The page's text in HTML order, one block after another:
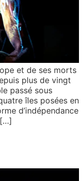
et de ses morts
plus de vingt
passé sous
îles posées en
d’indépendance